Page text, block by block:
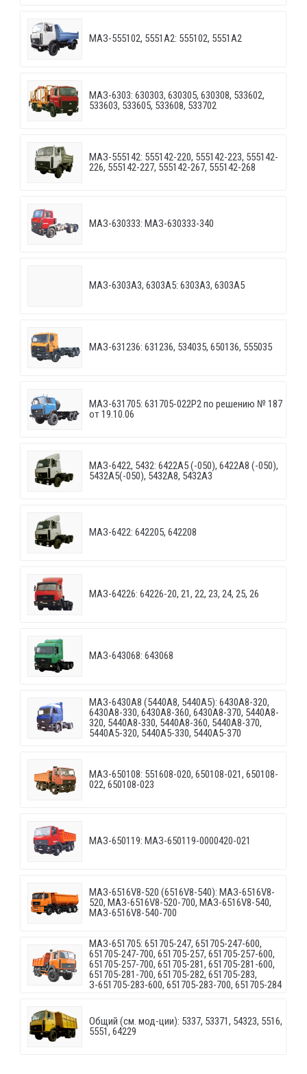
МАЗ-555102, 5551А2: 555102, 5551А2
МАЗ-6303: 630303, 630305, 630308, 533602,
533603, 533605, 533608, 533702
МАЗ-555142: 555142-220, 555142-223, 555142-
226, 555142-227, 555142-267, 555142-268
МАЗ-630333: МАЗ-630333-340
МАЗ-6303A3, 6303A5: 6303A3, 6303A5
МАЗ-631236: 631236, 534035, 650136, 555035
МАЗ-631705: 631705-022P2 по решению № 187
от 19.10.06
МАЗ-6422, 5432: 6422A5 (-050), 6422A8 (-050),
5432A5(-050), 5432A8, 5432A3
МАЗ-6422: 642205, 642208
МАЗ-64226: 64226-20, 21, 22, 23, 24, 25, 26
МАЗ-643068: 643068
МАЗ-6430A8 (5440A8, 5440A5): 6430A8-320,
6430A8-330, 6430A8-360, 6430A8-370, 5440A8-
320, 5440A8-330, 5440A8-360, 5440A8-370,
5440A5-320, 5440A5-330, 5440A5-370
МАЗ-650108: 551608-020, 650108-021, 650108-
022, 650108-023
МАЗ-650119: МАЗ-650119-0000420-021
МАЗ-6516V8-520 (6516V8-540): МАЗ-6516V8-
520, МАЗ-6516V8-520-700, МАЗ-6516V8-540,
МАЗ-6516V8-540-700
МАЗ-651705: 651705-247, 651705-247-600,
651705-247-700, 651705-257, 651705-257-600,
651705-257-700, 651705-281, 651705-281-600,
651705-281-700, 651705-282, 651705-283,
З-651705-283-600, 651705-283-700, 651705-284
Общий (см. мод-ции): 5337, 53371, 54323, 5516,
5551, 64229